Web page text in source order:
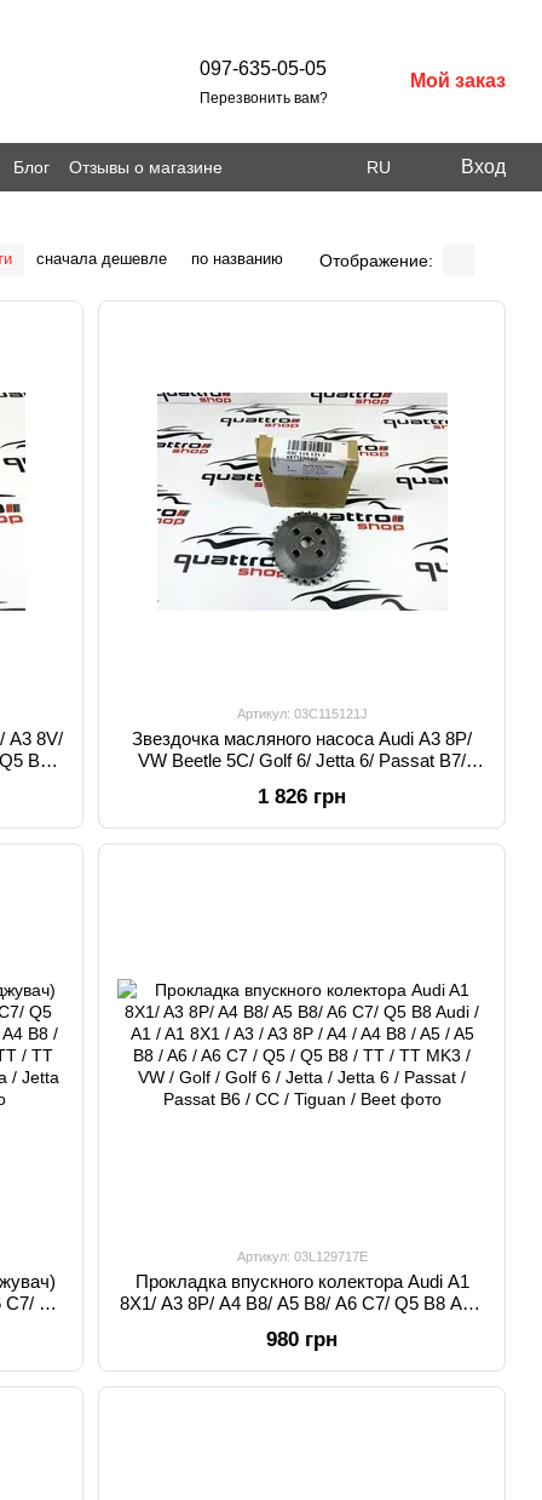
097-635-05-05
Перезвонить вам?
Мой заказ
Блог Отзывы о магазине RU Вход
сначала дешевле по названию Отображение:
A3 8V/
B8/
/ A7
4M /
6
Артикул: 03C115121J
Звездочка масляного насоса Audi A3 8P/
VW Beetle 5C/ Golf 6/ Jetta 6/ Passat B7/
Golf 6 GTI / Jetta / Jetta 6 / Passat / Passat
B7 / Tiguan / Tiguan 2 / Beetle / Beetle 5C /
Skoda / Oktavia / Oktavia 5E /
1 826 грн
Q5
/ TT
/ Jetta /
Артикул: 03L129717E
Прокладка впускного колектора Audi A1
8X1/ A3 8P/ A4 B8/ A5 B8/ A6 C7/ Q5 B8 Audi
A5 B8 / A6 / A6 C7 / Q5 / Q5 B8 / TT / TT MK3
/ VW / Golf / Golf 6 / Jetta / Jetta 6 / Passat /
Passat B6 / CC / Tiguan / Beet
980 грн